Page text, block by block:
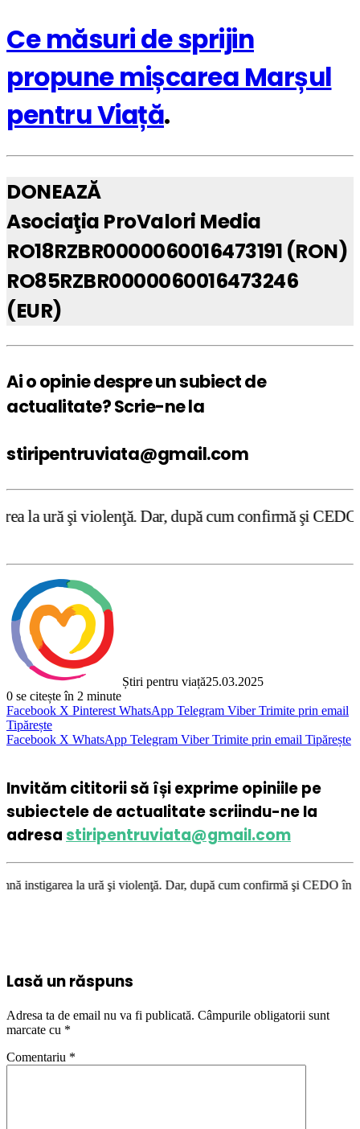
Ce măsuri de sprijin
propune mișcarea Marșul
pentru Viață.
DONEAZĂ
Asociaţia ProValori Media
RO18RZBR0000060016473191 (RON)
RO85RZBR0000060016473246
(EUR)
Ai o opinie despre un subiect de
actualitate? Scrie-ne la
stiripentruviata@gmail.com
Dar, după cum confirmă şi CEDO în cazul
Știri pentru viață25.03.2025
0 se citește în 2 minute
Facebook X Pinterest WhatsApp Telegram Viber Trimite prin email
Tipărește
Facebook X WhatsApp Telegram Viber Trimite prin email Tipărește
Invităm cititorii să își exprime opiniile pe
subiectele de actualitate scriindu-ne la
adresastiripentruviata@gmail.com
ură şi violenţă. Dar, după cum confirmă şi CEDO în cazul
Lasă un răspuns
Adresa ta de email nu va fi publicată. Câmpurile obligatorii sunt
marcate cu *
Comentariu *